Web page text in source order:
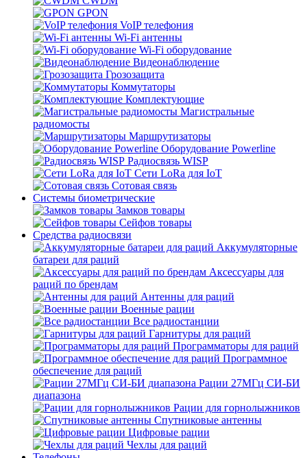
GPON
VoIP телефония
Wi-Fi антенны
Wi-Fi оборудование
Видеонаблюдение
Грозозащита
Коммутаторы
Комплектующие
Магистральные
радиомосты
Маршрутизаторы
Оборудование Powerline
Радиосвязь WISP
Сети LoRa для IoT
Сотовая связь
Системы биометрические
Замков товары
Сейфов товары
Средства радиосвязи
Аккумуляторные
батареи для раций
Аксессуары для
раций по брендам
Антенны для раций
Военные рации
Все радиостанции
Гарнитуры для раций
Программаторы для раций
Программное
обеспечение для раций
Рации 27МГц СИ-БИ
диапазона
Рации для горнолыжников
Спутниковые антенны
Цифровые рации
Чехлы для раций